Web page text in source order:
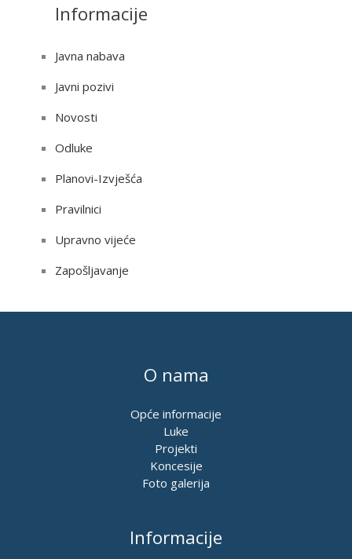
Informacije
Javna nabava
Javni pozivi
Novosti
Odluke
Planovi-Izvješća
Pravilnici
Upravno vijeće
Zapošljavanje
O nama
Opće informacije
Luke
Projekti
Koncesije
Foto galerija
Informacije